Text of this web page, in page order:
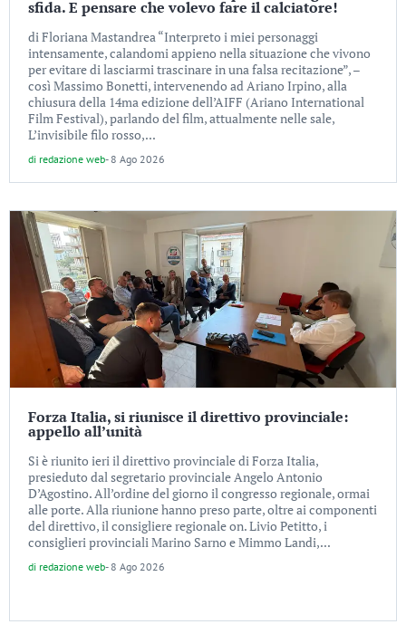
sfida. E pensare che volevo fare il calciatore!
di Floriana Mastandrea “Interpreto i miei personaggi
intensamente, calandomi appieno nella situazione che vivono
per evitare di lasciarmi trascinare in una falsa recitazione”, –
così Massimo Bonetti, intervenendo ad Ariano Irpino, alla
chiusura della 14ma edizione dell’AIFF (Ariano International
Film Festival), parlando del film, attualmente nelle sale,
L’invisibile filo rosso,...
di redazione web- 8 Ago 2026
Forza Italia, si riunisce il direttivo provinciale:
appello all’unità
Si è riunito ieri il direttivo provinciale di Forza Italia,
presieduto dal segretario provinciale Angelo Antonio
D’Agostino. All’ordine del giorno il congresso regionale, ormai
alle porte. Alla riunione hanno preso parte, oltre ai componenti
del direttivo, il consigliere regionale on. Livio Petitto, i
consiglieri provinciali Marino Sarno e Mimmo Landi,...
di redazione web- 8 Ago 2026